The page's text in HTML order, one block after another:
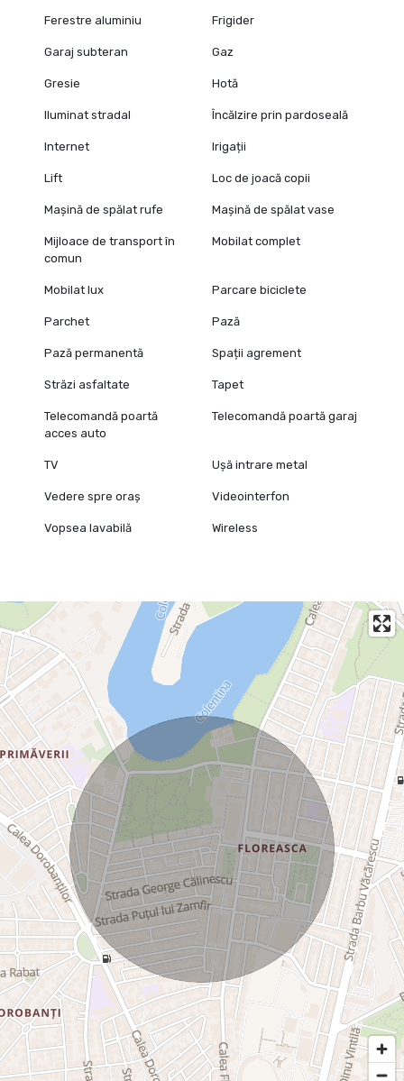
Ferestre aluminiu Frigider
Garaj subteran Gaz
Gresie Hotă
Iluminat stradal Încălzire prin pardoseală
Internet Irigații
Lift Loc de joacă copii
Mașină de spălat rufe Mașină de spălat vase
Mijloace de transport în
comun
Mobilat complet
Mobilat lux Parcare biciclete
Parchet Pază
Pază permanentă Spații agrement
Străzi asfaltate Tapet
Telecomandă poartă
acces auto
Telecomandă poartă garaj
TV Ușă intrare metal
Vedere spre oraș Videointerfon
Vopsea lavabilă Wireless